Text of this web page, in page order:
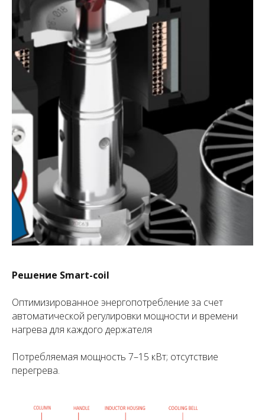
Решение Smart-coil
Оптимизированное энергопотребление за счет
автоматической регулировки мощности и времени
нагрева для каждого держателя
Потребляемая мощность 7–15 кВт; отсутствие
перегрева.